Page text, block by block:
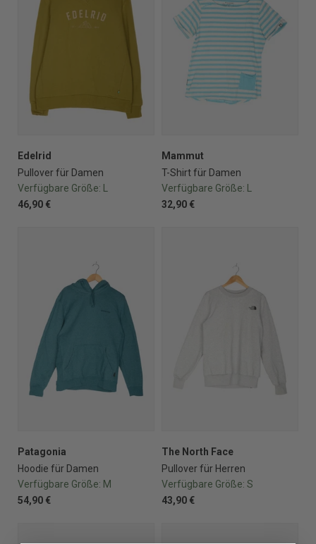
Edelrid
Pullover für Damen
Verfügbare Größe:
46,90 €
Mammut
T-Shirt für Damen
Verfügbare Größe:
32,90 €
Patagonia
Hoodie für Damen
Verfügbare Größe: M
54,90 €
The North Face
Pullover für Herren
Verfügbare Größe: S
43,90 €